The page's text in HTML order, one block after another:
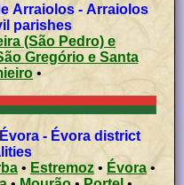
- Arraiolos
parishes
e
e Santa
•
- Évora district
• Estremoz • Évora •